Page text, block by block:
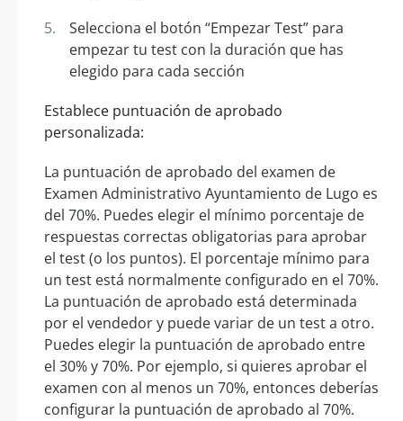
Selecciona el botón “Empezar Test” para
empezar tu test con la duración que has
elegido para cada sección
Establece puntuación de aprobado
personalizada:
La puntuación de aprobado del examen de
Examen Administrativo Ayuntamiento de Lugo es
del 70%. Puedes elegir el mínimo porcentaje de
respuestas correctas obligatorias para aprobar
el test (o los puntos). El porcentaje mínimo para
un test está normalmente configurado en el 70%.
La puntuación de aprobado está determinada
por el vendedor y puede variar de un test a otro.
Puedes elegir la puntuación de aprobado entre
el 30% y 70%. Por ejemplo, si quieres aprobar el
examen con al menos un 70%, entonces deberías
configurar la puntuación de aprobado al 70%.